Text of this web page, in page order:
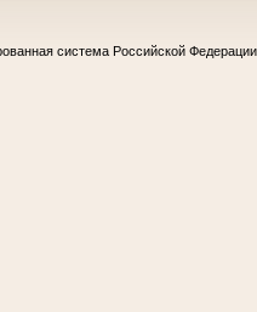
система Российской